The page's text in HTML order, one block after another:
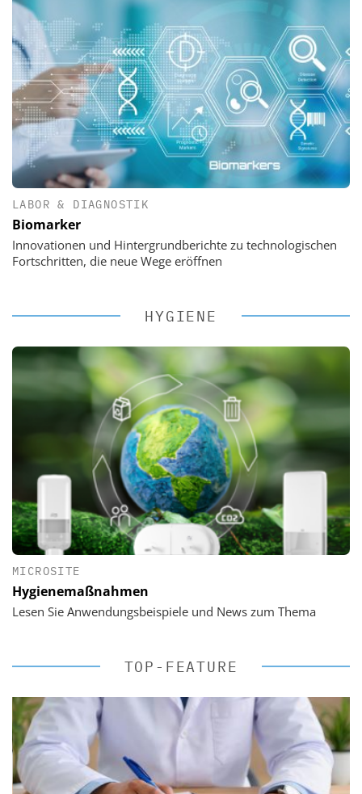
LABOR & DIAGNOSTIK
Biomarker
Innovationen und Hintergrundberichte zu technologischen
Fortschritten, die neue Wege eröffnen
HYGIENE
MICROSITE
Hygienemaßnahmen
Lesen Sie Anwendungsbeispiele und News zum Thema
TOP-FEATURE